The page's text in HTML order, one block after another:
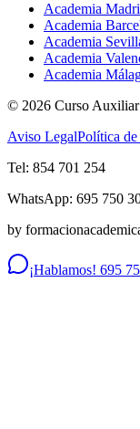
Academia
Academia
Academia
Academia
Academia
© 2026 Curso
Aviso LegalPolítica
Tel: 854 701 254
WhatsApp: 695 750
by
¡Hablamos! 695